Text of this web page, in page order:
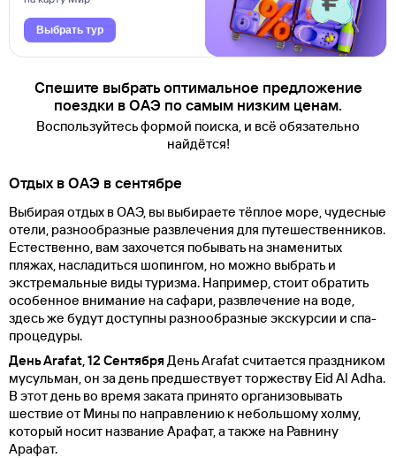
Выбрать тур
Спешите выбрать оптимальное предложение
поездки в ОАЭ по самым низким ценам.
Воспользуйтесь формой поиска, и всё обязательно
найдётся!
Отдых в ОАЭ в сентябре
Выбирая отдых в ОАЭ, вы выбираете тёплое море, чудесные
отели, разнообразные развлечения для путешественников.
Естественно, вам захочется побывать на знаменитых
пляжах, насладиться шопингом, но можно выбрать и
экстремальные виды туризма. Например, стоит обратить
особенное внимание на сафари, развлечение на воде,
здесь же будут доступны разнообразные экскурсии и спа-
процедуры.
День Arafat, 12 Сентября День Arafat считается праздником
мусульман, он за день предшествует торжеству Eid Al Adha.
В этот день во время заката принято организовывать
шествие от Мины по направлению к небольшому холму,
который носит название Арафат, а также на Равнину
Арафат.